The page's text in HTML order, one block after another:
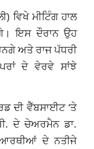
ਵਿਖੇ ਮੀਟਿੰਗ ਹਾਲ
ਇਸ ਦੌਰਾਨ ਉਹ
ਅਤੇ ਰਾਜ ਪੱਧਰੀ
ਦੇ ਵੇਰਵੇ ਸਾਂਝੇ
ਦੀ ਵੈੱਬਸਾਈਟ ‘ਤੇ
ਦੇ ਚੇਅਰਮੈਨ ਡਾ.
ਦੇ ਨਤੀਜੇ